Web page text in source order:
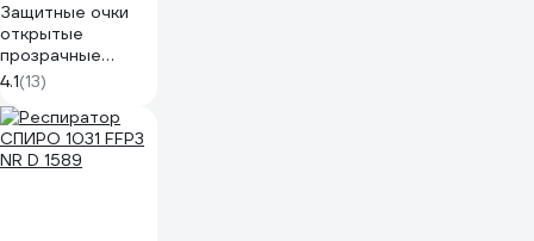
Защитные очки
открытые
прозрачные
Gigant GGСB-1
4.1(13)